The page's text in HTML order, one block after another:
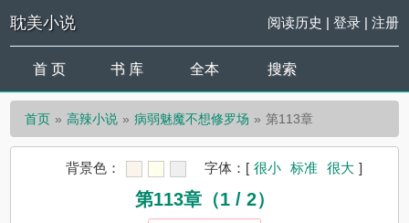
耽美小说 阅读历史 | 登录| 注册
首 页 书 库 全本 搜索
首页 高辣小说 病弱魅魔不想修罗场 第113章
背景色： 字体： [ 很小 标准 很大 ]
第113章（1 / 2）